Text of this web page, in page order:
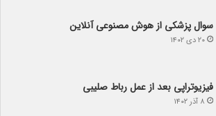
سوال پزشکی از هوش مصنوعی آنلاین
۲۰ دی ۱۴۰۲
فیزیوتراپی بعد از عمل رباط صلیبی
۸ آذر ۱۴۰۲